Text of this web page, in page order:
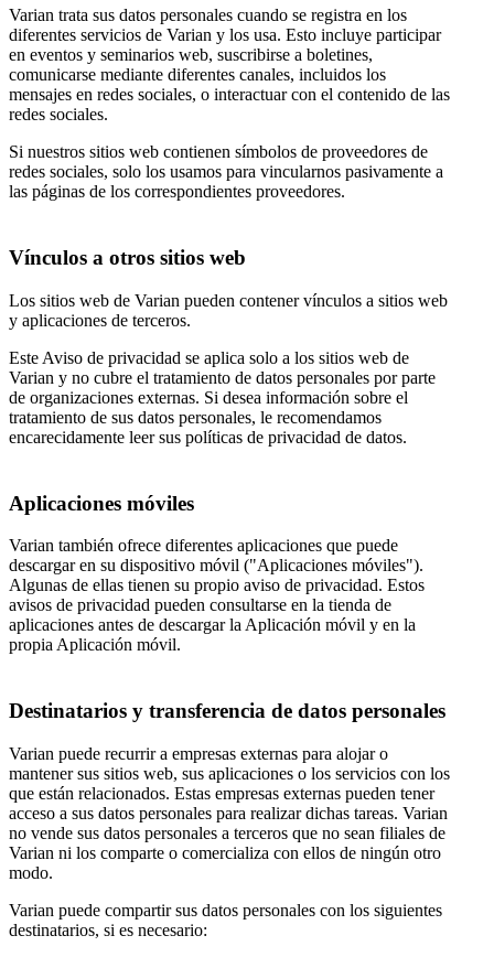
Varian trata sus datos personales cuando se registra en los
diferentes servicios de Varian y los usa. Esto incluye participar
en eventos y seminarios web, suscribirse a boletines,
comunicarse mediante diferentes canales, incluidos los
mensajes en redes sociales, o interactuar con el contenido de las
redes sociales.
Si nuestros sitios web contienen símbolos de proveedores de
redes sociales, solo los usamos para vincularnos pasivamente a
las páginas de los correspondientes proveedores.
Vínculos a otros sitios web
Los sitios web de Varian pueden contener vínculos a sitios web
y aplicaciones de terceros.
Este Aviso de privacidad se aplica solo a los sitios web de
Varian y no cubre el tratamiento de datos personales por parte
de organizaciones externas. Si desea información sobre el
tratamiento de sus datos personales, le recomendamos
encarecidamente leer sus políticas de privacidad de datos.
Aplicaciones móviles
Varian también ofrece diferentes aplicaciones que puede
descargar en su dispositivo móvil ("Aplicaciones móviles").
Algunas de ellas tienen su propio aviso de privacidad. Estos
avisos de privacidad pueden consultarse en la tienda de
aplicaciones antes de descargar la Aplicación móvil y en la
propia Aplicación móvil.
Destinatarios y transferencia de datos personales
Varian puede recurrir a empresas externas para alojar o
mantener sus sitios web, sus aplicaciones o los servicios con los
que están relacionados. Estas empresas externas pueden tener
acceso a sus datos personales para realizar dichas tareas. Varian
no vende sus datos personales a terceros que no sean filiales de
Varian ni los comparte o comercializa con ellos de ningún otro
modo.
Varian puede compartir sus datos personales con los siguientes
destinatarios, si es necesario: